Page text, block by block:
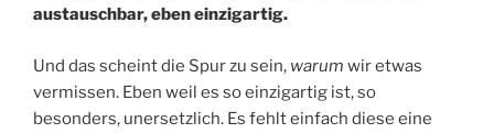
austauschbar, eben einzigartig.
Und das scheint die Spur zu sein, warum wir etwas
vermissen. Eben weil es so einzigartig ist, so
besonders, unersetzlich. Es fehlt einfach diese eine